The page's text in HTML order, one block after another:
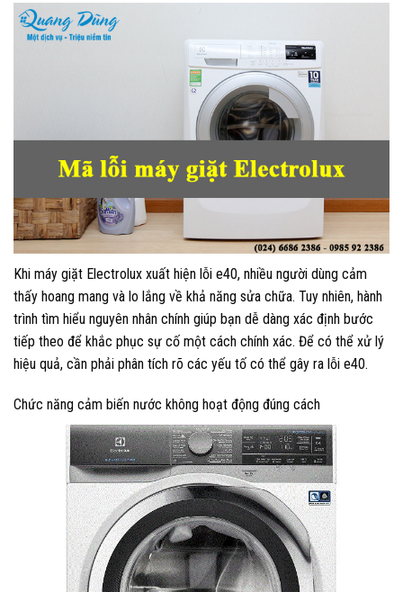
Khi máy giặt Electrolux xuất hiện lỗi e40, nhiều người dùng cảm
thấy hoang mang và lo lắng về khả năng sửa chữa. Tuy nhiên, hành
trình tìm hiểu nguyên nhân chính giúp bạn dễ dàng xác định bước
tiếp theo để khắc phục sự cố một cách chính xác. Để có thể xử lý
hiệu quả, cần phải phân tích rõ các yếu tố có thể gây ra lỗi e40.
Chức năng cảm biến nước không hoạt động đúng cách